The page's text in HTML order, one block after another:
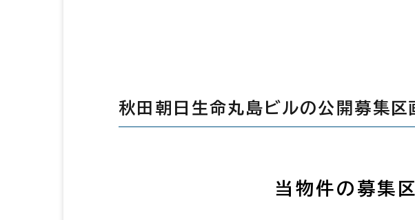
秋田朝日生命丸島ビルの公開募集区
当物件の募集